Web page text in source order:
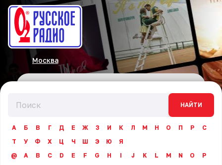
Москва
НАЙТИ
А Б В Г Д Е Ж З И К Л М Н О П Р
С
Т
У Ф Х Ц Ч Ш Э Ю
Я
@
A B C D E F G H I J K L M N O
P